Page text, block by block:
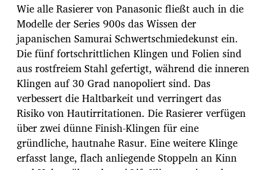
Wie alle Rasierer von Panasonic fließt auch in die
Modelle der Series 900s das Wissen der
japanischen Samurai Schwertschmiedekunst ein.
Die fünf fortschrittlichen Klingen und Folien sind
aus rostfreiem Stahl gefertigt, während die inneren
Klingen auf 30 Grad nanopoliert sind. Das
verbessert die Haltbarkeit und verringert das
Risiko von Hautirritationen. Die Rasierer verfügen
über zwei dünne Finish-Klingen für eine
gründliche, hautnahe Rasur. Eine weitere Klinge
erfasst lange, flach anliegende Stoppeln an Kinn